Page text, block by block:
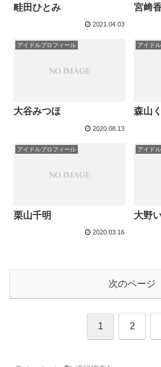
畦田ひとみ
2021.04.03
宮﨑
アイドルプロフィール
大谷みつほ
2020.08.13
アイド
森山
アイドルプロフィール
栗山千明
2020.03.16
アイド
大野
次のページ
1 2